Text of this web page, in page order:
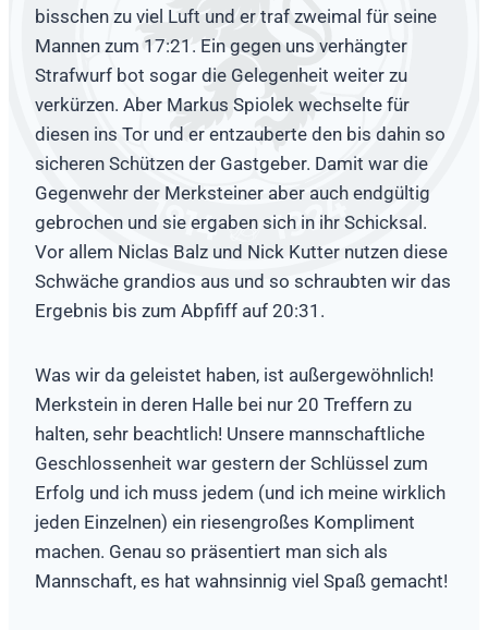
bisschen zu viel Luft und er traf zweimal für seine
Mannen zum 17:21. Ein gegen uns verhängter
Strafwurf bot sogar die Gelegenheit weiter zu
verkürzen. Aber Markus Spiolek wechselte für
diesen ins Tor und er entzauberte den bis dahin so
sicheren Schützen der Gastgeber. Damit war die
Gegenwehr der Merksteiner aber auch endgültig
gebrochen und sie ergaben sich in ihr Schicksal.
Vor allem Niclas Balz und Nick Kutter nutzen diese
Schwäche grandios aus und so schraubten wir das
Ergebnis bis zum Abpfiff auf 20:31.
Was wir da geleistet haben, ist außergewöhnlich!
Merkstein in deren Halle bei nur 20 Treffern zu
halten, sehr beachtlich! Unsere mannschaftliche
Geschlossenheit war gestern der Schlüssel zum
Erfolg und ich muss jedem (und ich meine wirklich
jeden Einzelnen) ein riesengroßes Kompliment
machen. Genau so präsentiert man sich als
Mannschaft, es hat wahnsinnig viel Spaß gemacht!